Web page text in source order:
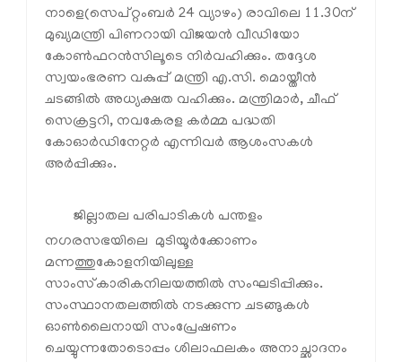
നാളെ(സെപ്റ്റംബര്‍ 24 വ്യാഴം) രാവിലെ 11.30ന്
മുഖ്യമന്ത്രി പിണറായി വിജയന്‍ വീഡിയോ
കോണ്‍ഫറന്‍സിലൂടെ നിര്‍വഹിക്കും. തദ്ദേശ
സ്വയംഭരണ വകുപ്പ് മന്ത്രി എ.സി. മൊയ്തീന്‍
ചടങ്ങില്‍ അധ്യക്ഷത വഹിക്കും. മന്ത്രിമാര്‍, ചീഫ്
സെക്രട്ടറി, നവകേരള കര്‍മ്മ പദ്ധതി
കോഓര്‍ഡിനേറ്റര്‍ എന്നിവര്‍ ആശംസകള്‍
അര്‍പ്പിക്കും.
ജില്ലാതല പരിപാടികള്‍ പന്തളം
നഗരസഭയിലെ മുടിയൂര്‍ക്കോണം
മന്നത്തുകോളനിയിലുള്ള
സാംസ്‌കാരികനിലയത്തില്‍ സംഘടിപ്പിക്കും.
സംസ്ഥാനതലത്തില്‍ നടക്കുന്ന ചടങ്ങുകള്‍
ഓണ്‍ലൈനായി സംപ്രേഷണം
ചെയ്യുന്നതോടൊപ്പം ശിലാഫലകം അനാച്ഛാദനം